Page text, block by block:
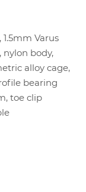
1.5mm Varus
nylon body,
alloy cage,
bearing
toe clip